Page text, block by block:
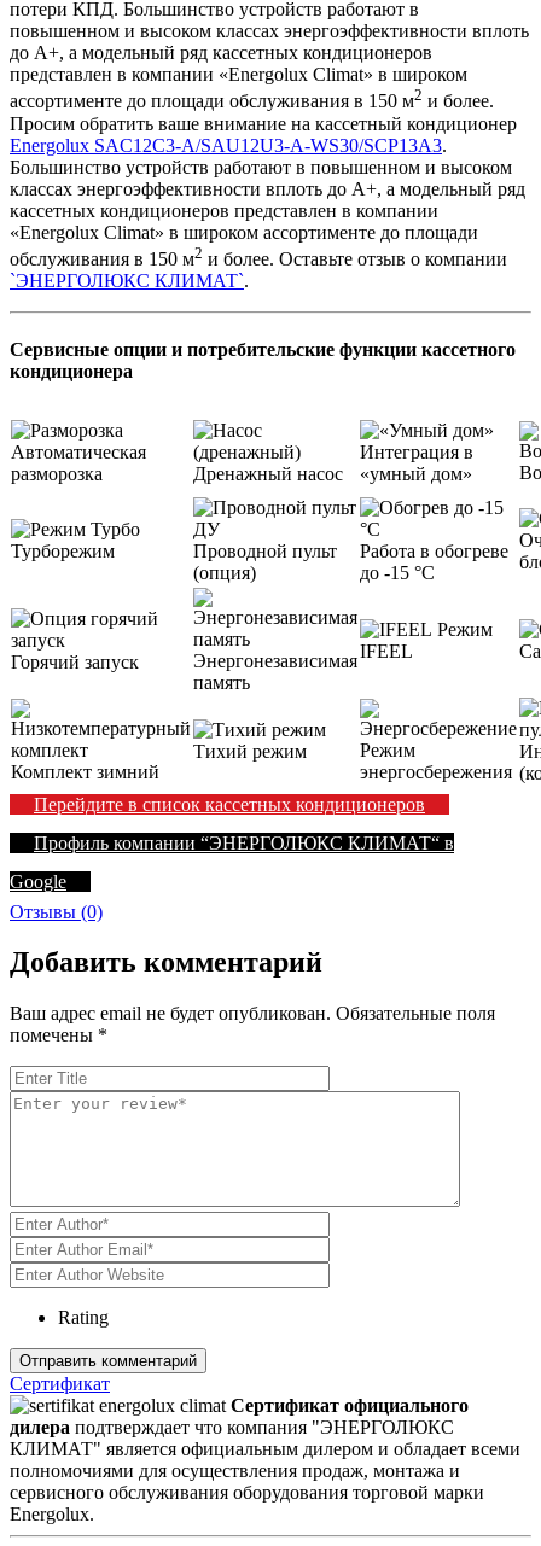
потери КПД. Большинство устройств работают в
повышенном и высоком классах энергоэффективности вплоть
до А+, а модельный ряд кассетных кондиционеров
представлен в компании «Energolux Climat» в широком
ассортименте до площади обслуживания в 150 м2 и более.
Просим обратить ваше внимание на кассетный кондиционер
Energolux SAC12C3-A/SAU12U3-A-WS30/SCP13A3.
Большинство устройств работают в повышенном и высоком
классах энергоэффективности вплоть до А+, а модельный ряд
кассетных кондиционеров представлен в компании
«Energolux Climat» в широком ассортименте до площади
обслуживания в 150 м2 и более. Оставьте отзыв о компании
`ЭНЕРГОЛЮКС КЛИМАТ`.
Сервисные опции и потребительские функции кассетного
кондиционера
Автоматическая
разморозка
Дренажный насос
Интеграция в
«умный дом»
Турборежим
Проводной пульт
(опция)
Работа в обогреве
до -15 °С
Горячий запуск
Энергонезависимая
память
Режим
IFEEL
Комплект зимний
Тихий режим
Режим
энергосбережения
Перейдите в список кассетных кондиционеров
Профиль компании “ЭНЕРГОЛЮКС КЛИМАТ“ в
Google
Отзывы (0)
Добавить комментарий
Ваш адрес email не будет опубликован. Обязательные поля
помечены *
Rating
Сертификат
Сертификат официального
дилера подтверждает что компания "ЭНЕРГОЛЮКС
КЛИМАТ" является официальным дилером и обладает всеми
полномочиями для осуществления продаж, монтажа и
сервисного обслуживания оборудования торговой марки
Energolux.